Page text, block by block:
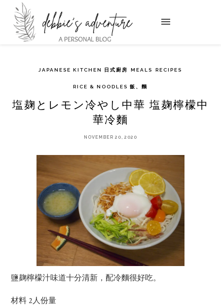
JAPANESE KITCHEN 日式廚房 MEALS RECIPES
RICE & NOODLES 飯、麵
塩麹とレモン冷やし中華 塩麹檸檬中
華冷麵
NOVEMBER 20, 2020
鹽麹檸檬汁味道十分清新，配冷麵很好吃。
材料 2人份量